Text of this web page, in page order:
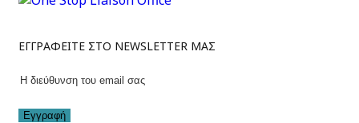
ΕΓΓΡΑΦΕΙΤΕ ΣΤΟ NEWSLETTER ΜΑΣ
Εγγραφή